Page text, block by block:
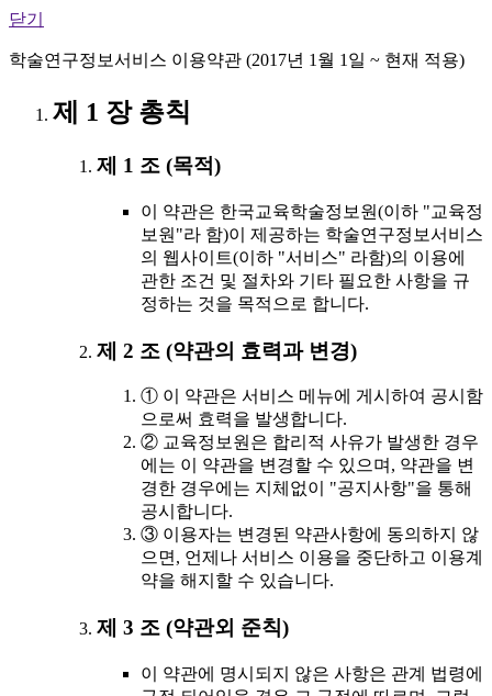
닫기
학술연구정보서비스 이용약관 (2017년 1월 1일 ~ 현재 적용)
제 1 장 총칙
제 1 조 (목적)
이 약관은 한국교육학술정보원(이하 "교육정
보원"라 함)이 제공하는 학술연구정보서비스
의 웹사이트(이하 "서비스" 라함)의 이용에
관한 조건 및 절차와 기타 필요한 사항을 규
정하는 것을 목적으로 합니다.
제 2 조 (약관의 효력과 변경)
① 이 약관은 서비스 메뉴에 게시하여 공시함
으로써 효력을 발생합니다.
② 교육정보원은 합리적 사유가 발생한 경우
에는 이 약관을 변경할 수 있으며, 약관을 변
경한 경우에는 지체없이 "공지사항"을 통해
공시합니다.
③ 이용자는 변경된 약관사항에 동의하지 않
으면, 언제나 서비스 이용을 중단하고 이용계
약을 해지할 수 있습니다.
제 3 조 (약관외 준칙)
이 약관에 명시되지 않은 사항은 관계 법령에